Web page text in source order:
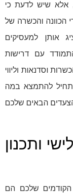
אלא שיש לדעת כי
הכוונה והכשרה של
אותן למעסיקים
עם דרישות
וסדנאות וליווי
להתמצא במה
הבאים שלכם
ותכנון
הקודמים שלכם הם